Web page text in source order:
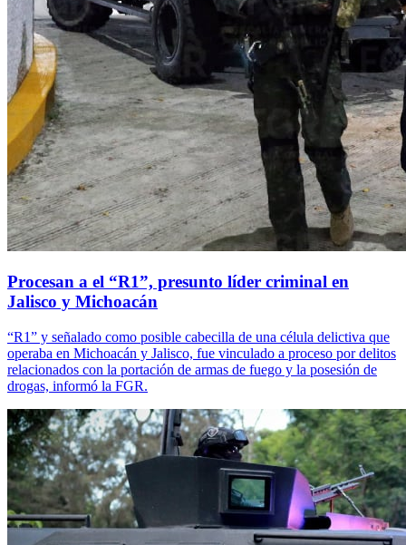
Procesan a el “R1”, presunto líder criminal en
Jalisco y Michoacán
“R1” y señalado como posible cabecilla de una célula delictiva que
operaba en Michoacán y Jalisco, fue vinculado a proceso por delitos
relacionados con la portación de armas de fuego y la posesión de
drogas, informó la FGR.